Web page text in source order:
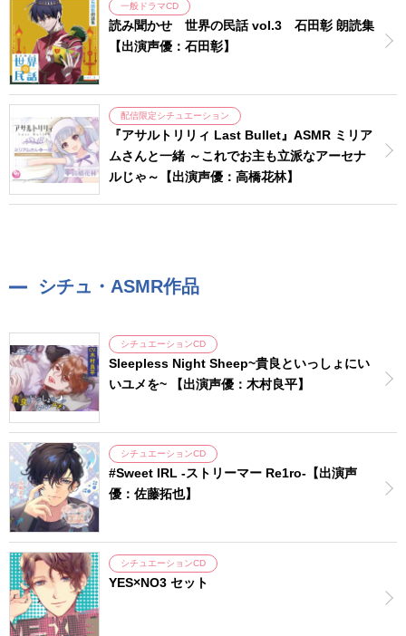
一般ドラマCD
読み聞かせ 世界の民話 vol.3 石田彰 朗読集
【出演声優：石田彰】
配信限定シチュエーション
『アサルトリリィ Last Bullet』ASMR ミリア
ムさんと一緒 ～これでお主も立派なアーセナ
ルじゃ～【出演声優：高橋花林】
シチュ・ASMR作品
シチュエーションCD
Sleepless Night Sheep~貴良といっしょにい
いユメを~ 【出演声優：木村良平】
シチュエーションCD
#Sweet IRL -ストリーマー Re1ro-【出演声
優：佐藤拓也】
シチュエーションCD
YES×NO3 セット